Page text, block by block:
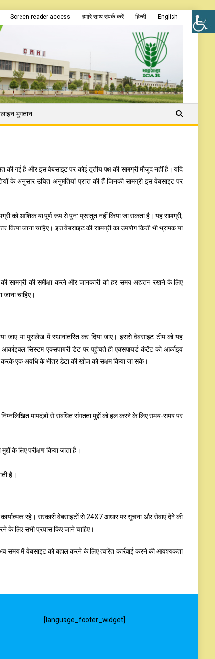
Screen reader access हमारे साथ संपर्क करें हिन्दी English
भुगतान
गई है और इस वेबसाइट पर कोई तृतीय पक्ष की सामग्री मौजूद नहीं है। यदि
के अनुसार उचित अनुमतियां प्राप्त की हैं जिनकी सामग्री इस वेबसाइट पर
को आंशिक या पूर्ण रूप से पुन: प्रस्तुत नहीं किया जा सकता है। यह सामग्री,
किया जाना चाहिए। इस वेबसाइट की सामग्री का उपयोग किसी भी भ्रामक या
सामग्री की समीक्षा करने और जानकारी को हर समय अद्यतन रखने के लिए
चाहिए।
जाए या पुरालेख में स्थानांतरित कर दिया जाए। इससे वेबसाइट टीम को यह
सिस्टम एक्सपायरी डेट पर पहुंचते ही एक्सपायर्ड कंटेंट को आर्काइव
करके एक अवधि के भीतर डेटा की खोज को सक्षम किया जा सके।
मापदंडों से संबंधित संगतता मुद्दों को हल करने के लिए समय-समय पर
के लिए परीक्षण किया जाता है।
है।
रहे। सरकारी वेबसाइटों से 24X7 आधार पर सूचना और सेवाएं देने की
के लिए सभी प्रयास किए जाने चाहिए।
समय में वेबसाइट को बहाल करने के लिए त्वरित कार्रवाई करने की आवश्यकता
[language_footer_widget]